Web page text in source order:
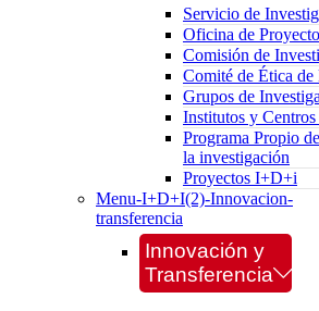
Servicio de
Oficina de
Comisión de
Comité de Ética
Grupos de
Institutos y
Programa Propio
la investigación
Proyectos I+D+i
Menu-I+D+I(2)-Innovacion-
transferencia
Innovación y
Transferencia